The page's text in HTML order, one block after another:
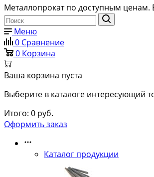
Металлопрокат по доступным ценам.
Меню
0 Сравнение
0 Корзина
Ваша корзина пуста
Выберите в каталоге интересующий
Итого: 0 руб.
Оформить заказ
Каталог продукции